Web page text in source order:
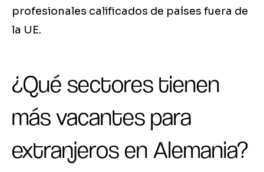
profesionales calificados de países fuera de
la UE.
¿Qué sectores tienen
más vacantes para
extranjeros en Alemania?